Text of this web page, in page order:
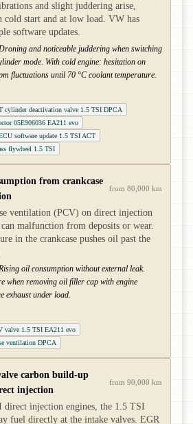
and slight juddering arise,
cold start and at low load. VW has
software updates.
and noticeable juddering when switching
mode. With cold engine: hesitation on
fluctuations until 70 °C coolant temperature.
cylinder deactivation valve 1.5 TSI DPCA
05E906036 EA211 evo
software update 1.5 TSI ACT
flywheel 1.5 TSI
from crankcase
from 80,000 km
ventilation (PCV) on direct injection
malfunction from deposits or wear.
in the crankcase pushes oil past the
oil consumption without external leak.
when removing oil filler cap with engine
exhaust under load.
valve 1.5 TSI EA211 evo
ventilation DPCA
carbon build-up
injection
from 90,000 km
injection engines, the 1.5 TSI
fuel directly at the intake valves. EGR